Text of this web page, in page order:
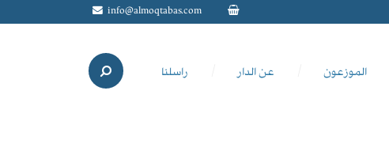
info@almoqtabas.com
الموزعون عن الدار راسلنا